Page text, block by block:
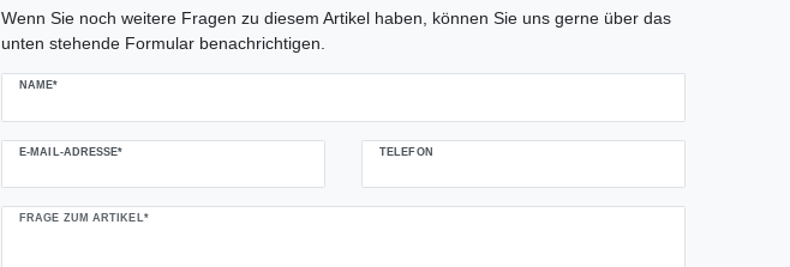
Wenn Sie noch weitere Fragen zu diesem Artikel haben, können Sie uns gerne über das
unten stehende Formular benachrichtigen.
NAME*
E-MAIL-ADRESSE* TELEFON
FRAGE ZUM ARTIKEL*